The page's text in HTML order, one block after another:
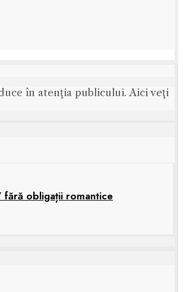
în atenţia publicului. Aici veţi
fără obligații romantice